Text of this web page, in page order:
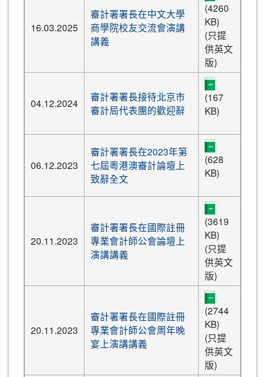
16.03.2025
審計署署長在中文大學
商學院校友交流會演講
講義
(4260
KB)
(只提
供英文
版)
04.12.2024
審計署署長接待北京市
審計局代表團的歡迎辭
(167
KB)
06.12.2023
審計署署長在2023年第
七屆粵港澳審計論壇上
致辭全文
(628
KB)
20.11.2023
審計署署長在國際註冊
專業會計師公會論壇上
演講講義
(3619
KB)
(只提
供英文
版)
20.11.2023
審計署署長在國際註冊
專業會計師公會周年晚
宴上演講講義
(2744
KB)
(只提
供英文
版)